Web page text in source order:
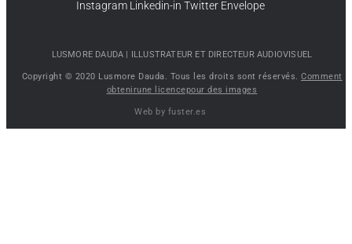
Instagram Linkedin-in Twitter Envelope
LUSMORE DAUDA |​ ILLUSTRATEUR ET DIRECTEUR AUDIOVISUEL
Copyright © 2020 Lusmore Dauda. Tous les droits sont réservés. ​ Comment
obtenirune licencepour des images
Web by fuster.es